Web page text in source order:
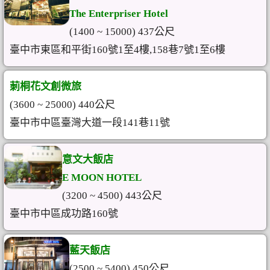
The Enterpriser Hotel
(1400 ~ 15000) 437公尺
臺中市東區和平街160號1至4樓,158巷7號1至6樓
莿桐花文創微旅
(3600 ~ 25000) 440公尺
臺中市中區臺灣大道一段141巷11號
意文大飯店
E MOON HOTEL
(3200 ~ 4500) 443公尺
臺中市中區成功路160號
藍天飯店